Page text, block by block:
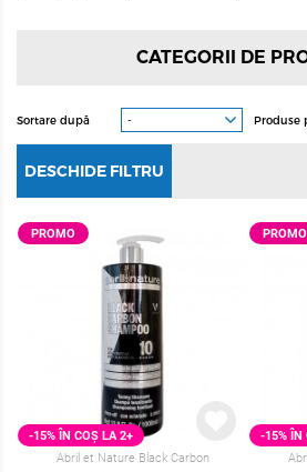
CATEGORII DE
Sortare după Produse
DESCHIDE FILTRU
-15% ÎN COȘ LA 2+
Abril et Nature Black Carbon
PROMO
-15% ÎN
PROMO